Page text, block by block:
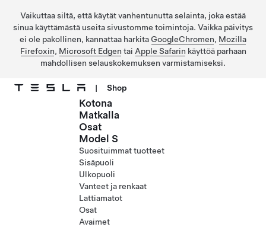
Vaikuttaa siltä, että käytät vanhentunutta selainta, joka estää
sinua käyttämästä useita sivustomme toimintoja. Vaikka päivitys
ei ole pakollinen, kannattaa harkita GoogleChromen, Mozilla
Firefoxin, Microsoft Edgen tai Apple Safarin käyttöä parhaan
mahdollisen selauskokemuksen varmistamiseksi.
| Shop
Kotona
Matkalla
Osat
Model S
Suosituimmat tuotteet
Sisäpuoli
Ulkopuoli
Vanteet ja renkaat
Lattiamatot
Osat
Avaimet